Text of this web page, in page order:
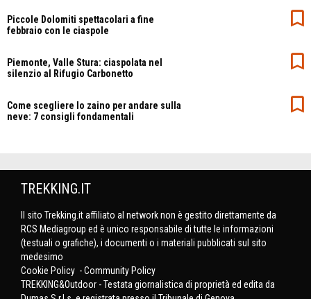
Piccole Dolomiti spettacolari a fine
febbraio con le ciaspole
Piemonte, Valle Stura: ciaspolata nel
silenzio al Rifugio Carbonetto
Come scegliere lo zaino per andare sulla
neve: 7 consigli fondamentali
TREKKING.IT
Il sito Trekking.it affiliato al network non è gestito direttamente da
RCS Mediagroup ed è unico responsabile di tutte le informazioni
(testuali o grafiche), i documenti o i materiali pubblicati sul sito
medesimo
Cookie Policy -Community Policy
TREKKING&Outdoor - Testata giornalistica di proprietà ed edita da